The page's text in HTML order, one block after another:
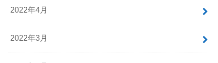
2022年4月
2022年3月